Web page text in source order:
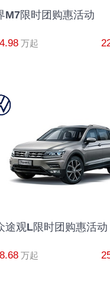
M7限时团购惠活动
万起
途观L限时团购惠活动
万起